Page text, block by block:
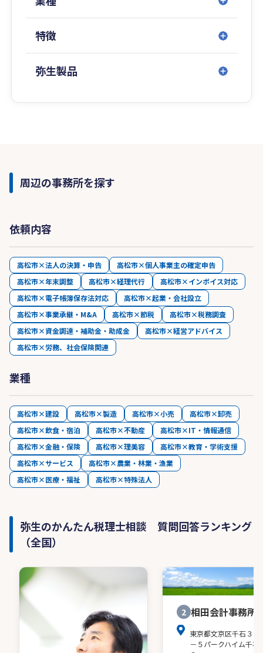
特徴
弥生製品
周辺の事務所を探す
依頼内容
高松市×法人の決算・申告
高松市×個人事業主の確定申告
高松市×年末調整
高松市×経理代行
高松市×インボイス対応
高松市×電子帳簿保存法対応
高松市×起業・会社設立
高松市×事業承継・M&A
高松市×節税
高松市×税務調査
高松市×資金調達・補助金・助成金
高松市×経営アドバイス
高松市×労務、社会保険関連
業種
高松市×建設 高松市×製造 高松市×小売
高松市×卸売
高松市×飲食・宿泊
高松市×不動産
高松市×IT・情報通信
高松市×金融・保険
高松市×理美容
高松市×教育・学術支援
高松市×サービス
高松市×農業・林業・漁業
高松市×医療・福祉
高松市×特殊法人
弥生のかんたん税理士相談 質問回答ランキング
（全国）
2 相田会計事務所
東京都文京区千石３－
－５パークハイム千石